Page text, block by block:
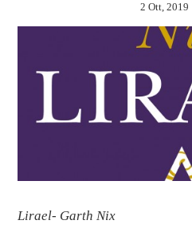
2 Ott, 2019
Lirael- Garth Nix